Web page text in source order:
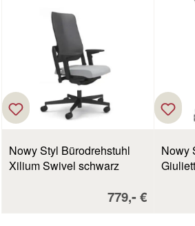
Nowy Styl Bürodrehstuhl
Xilium Swivel schwarz
Verkaufspreis:
779,- €
Nowy